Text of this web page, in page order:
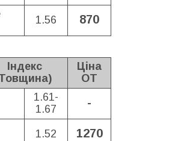
1.56 870
Індекс
Ціна
ОТ
1.61-
1.67
-
1.52 1270